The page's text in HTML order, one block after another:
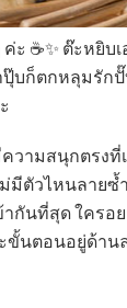
☕✨ ต๊ะหยิบ
บก็ตกหลุมรัก
ามสนุกตรงที่
ตัวไหนลายซ้
กันที่สุด ใครอ
นตอนอยู่ด้านล่